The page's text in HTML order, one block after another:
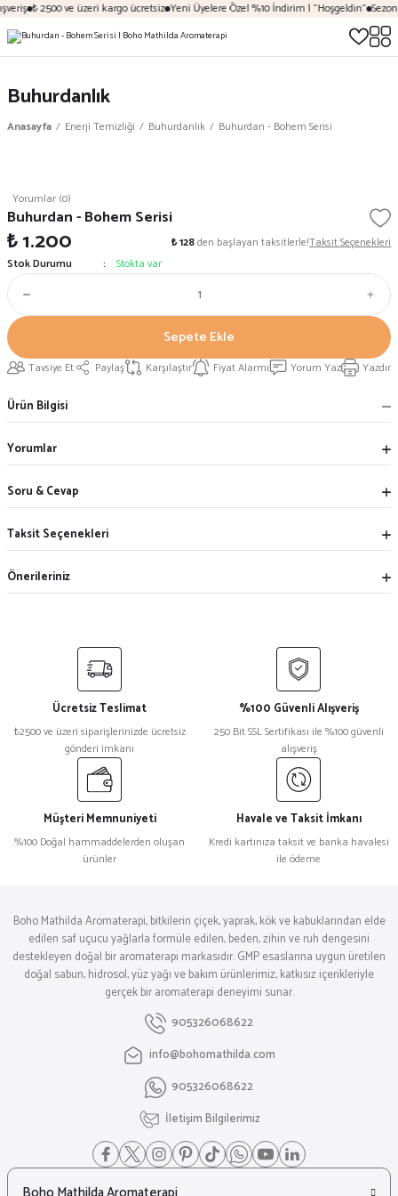
₺ 2500 ve üzeri kargo ücretsiz Yeni Üyelere Özel %10 İndirim | "Hoşgeldin"
Buhurdanlık
Anasayfa Enerji Temizliği Buhurdanlık Buhurdan - Bohem Serisi
Yorumlar (0)
Buhurdan - Bohem Serisi
₺ 1.200 ₺ 128den başlayan taksitlerle!Taksit Seçenekleri
Stok Durumu
Stokta var
Sepete Ekle
Tavsiye Et Paylaş Karşılaştır Fiyat Alarmı Yorum Yaz Yazdır
Ürün Bilgisi
Yorumlar
Soru & Cevap
Taksit Seçenekleri
Önerileriniz
Ücretsiz Teslimat
₺2500 ve üzeri siparişlerinizde ücretsiz
gönderi imkanı
%100 Güvenli Alışveriş
250 Bit SSL Sertifikası ile %100 güvenli
alışveriş
Müşteri Memnuniyeti
%100 Doğal hammaddelerden oluşan
ürünler
Havale ve Taksit İmkanı
Kredi kartınıza taksit ve banka havalesi
ile ödeme
Boho Mathilda Aromaterapi, bitkilerin çiçek, yaprak, kök ve kabuklarından elde
edilen saf uçucu yağlarla formüle edilen, beden, zihin ve ruh dengesini
destekleyen doğal bir aromaterapi markasıdır. GMP esaslarına uygun üretilen
doğal sabun, hidrosol, yüz yağı ve bakım ürünlerimiz, katkısız içerikleriyle
gerçek bir aromaterapi deneyimi sunar.
905326068622
info@bohomathilda.com
905326068622
İletişim Bilgilerimiz